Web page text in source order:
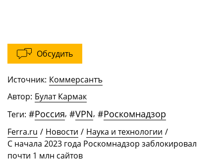
Обсудить
Источник: Коммерсантъ
Автор: Булат Кармак
Теги: #Россия, #VPN, #Роскомнадзор
Ferra.ru / Новости / Наука и технологии /
С начала 2023 года Роскомнадзор заблокировал
почти 1 млн сайтов